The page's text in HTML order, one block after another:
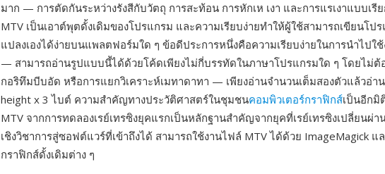
มาก — การตัดกันระหว่างรังสีกับวัตถุ การสะท้อน การหักเห เงา และการแรเงาแบบเรี
MTV เป็นเอาต์พุตดั้งเดิมของโปรแกรม และความเรียบง่ายทำให้ผู้ใช้สามารถเขียนโป
แปลงเองได้ง่ายบนแพลตฟอร์มใด ๆ ข้อดีประการหนึ่งคือความเรียบง่ายในการนำไปใ
— สามารถอ่านรูปแบบนี้ได้ด้วยโค้ดเพียงไม่กี่บรรทัดในภาษาโปรแกรมใด ๆ โดยไม่ต้
กอริทึมบีบอัด หรือการแยกวิเคราะห์เมทาดาทา — เพียงอ่านจำนวนเต็มสองตัวแล้วอ่า
height x 3 ไบต์ ความสำคัญทางประวัติศาสตร์ในชุมชนคอมพิวเตอร์กราฟิกส์เป็นอีก
MTV จากการทดลองเรย์เทรซิงยุคแรกเป็นหลักฐานสำคัญจากยุคที่เรย์เทรซิงเปลี่ยนผ่า
เชิงวิชาการสู่ซอฟต์แวร์ที่เข้าถึงได้ สามารถใช้งานไฟล์ MTV ได้ด้วย ImageMagick แ
กราฟิกส์ดั้งเดิมต่าง ๆ